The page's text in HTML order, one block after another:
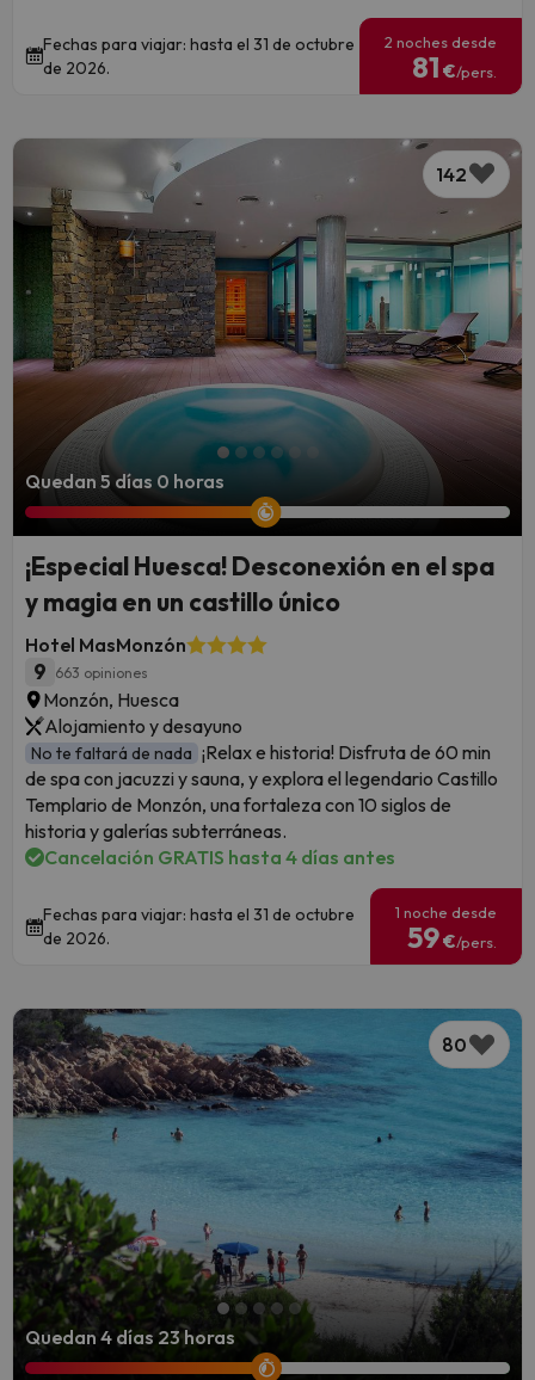
Fechas para viajar: hasta el 31 de octubre
de 2026.
2 noches desde
81 €/pers.
142
Quedan 5 días 0 horas
¡Especial Huesca! Desconexión en el spa
y magia en un castillo único
Hotel MasMonzón
9 663 opiniones
Monzón, Huesca
Alojamiento y desayuno
No te faltará de nada ¡Relax e historia! Disfruta de 60 min
de spa con jacuzzi y sauna, y explora el legendario Castillo
Templario de Monzón, una fortaleza con 10 siglos de
historia y galerías subterráneas.
Cancelación GRATIS hasta 4 días antes
Fechas para viajar: hasta el 31 de octubre
de 2026.
1 noche desde
59€/pers.
80
Quedan 4 días 23 horas